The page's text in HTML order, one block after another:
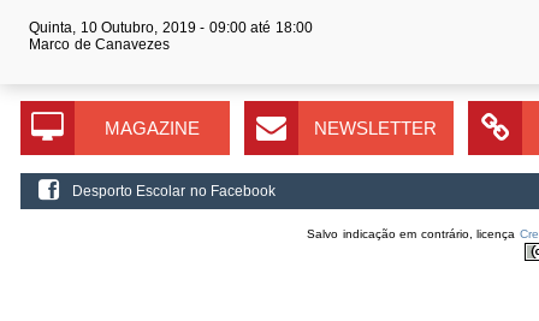
Quinta, 10 Outubro, 2019 - 09:00até 18:00
Marco de Canavezes
MAGAZINE NEWSLETTER
Desporto Escolar no Facebook
Salvo indicação em contrário, licença